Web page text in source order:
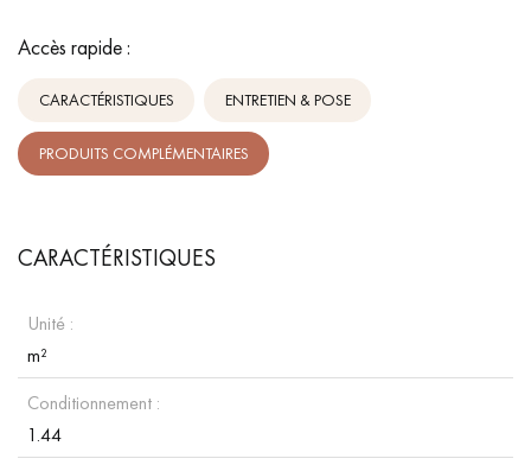
Accès rapide :
CARACTÉRISTIQUES ENTRETIEN & POSE
PRODUITS COMPLÉMENTAIRES
CARACTÉRISTIQUES
Unité :
m²
Conditionnement :
1.44